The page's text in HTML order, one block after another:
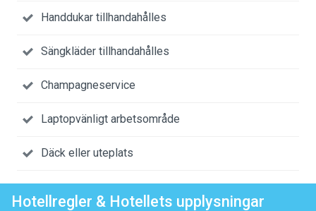
Handdukar tillhandahålles
Sängkläder tillhandahålles
Champagneservice
Laptopvänligt arbetsområde
Däck eller uteplats
Hotellregler & Hotellets upplysningar